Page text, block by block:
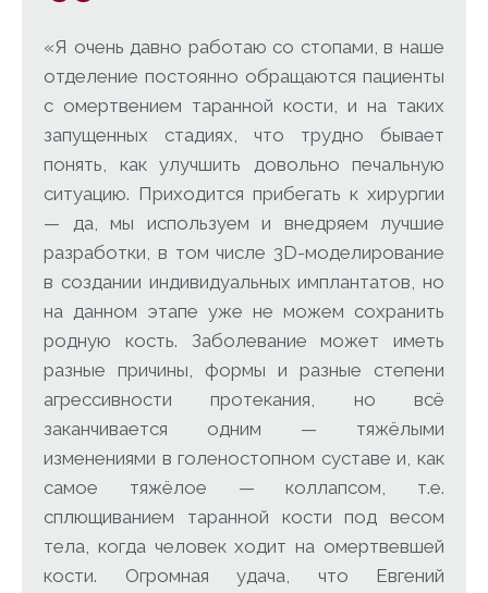
«Я очень давно работаю со стопами, в наше
отделение постоянно обращаются пациенты
с омертвением таранной кости, и на таких
запущенных стадиях, что трудно бывает
понять, как улучшить довольно печальную
ситуацию. Приходится прибегать к хирургии
— да, мы используем и внедряем лучшие
разработки, в том числе 3D-моделирование
в создании индивидуальных имплантатов, но
на данном этапе уже не можем сохранить
родную кость. Заболевание может иметь
разные причины, формы и разные степени
агрессивности протекания, но всё
заканчивается одним — тяжёлыми
изменениями в голеностопном суставе и, как
самое тяжёлое — коллапсом, т.е.
сплющиванием таранной кости под весом
тела, когда человек ходит на омертвевшей
кости. Огромная удача, что Евгений